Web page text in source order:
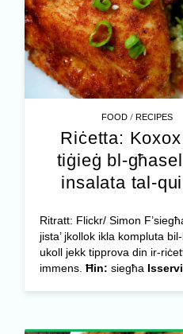
FOOD /RECIPES
Riċetta:
tiġieġ bl-għasel
insalata tal-
Ritratt: Flickr/ Simon
jista’ jkollok ikla kompluta
ukoll jekk tipprova din ir-
immens. Ħin: siegħa